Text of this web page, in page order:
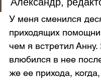
У меня сменился
приходящих
чем я встретил Анну.
влюбился в нее
же ее прихода, когда,